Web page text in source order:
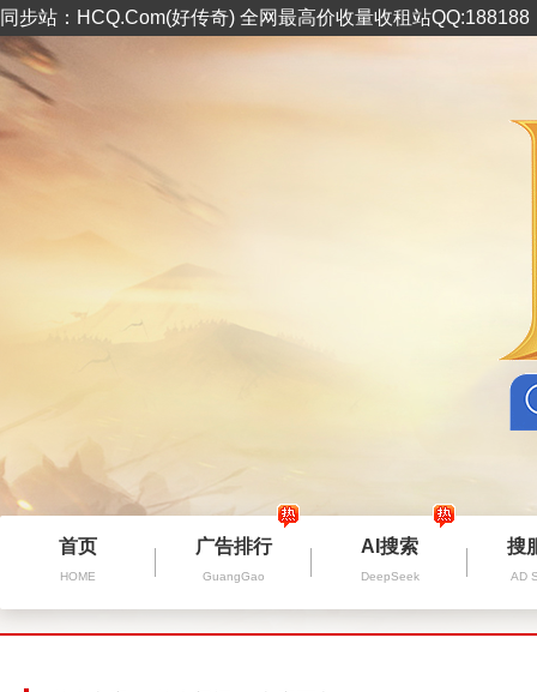
同步站：HCQ.Com(好传奇) 全网最高价收量收租站
首页
HOME
广告排行
GuangGao
AI搜索
DeepSeek
搜
AD